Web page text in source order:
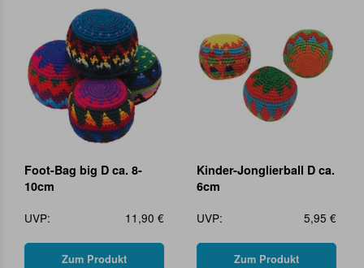
Foot-Bag big D ca. 8-
10cm
UVP:
11,90 €
Zum Produkt
Kinder-Jonglierball D ca.
6cm
UVP:
5,95 €
Zum Produkt